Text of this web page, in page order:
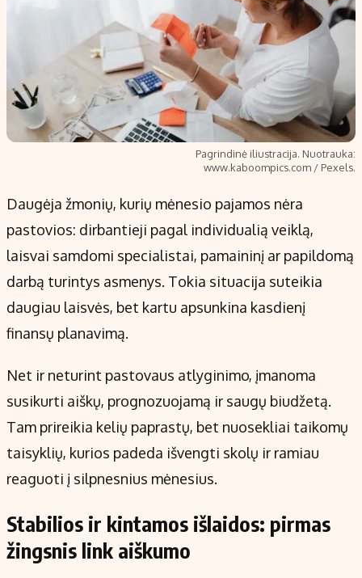
Kriptovaliutos
Būsto finansai
Įdomios naujienos
Redakcija
Apie mus
Turinio žymėjimo taisyklės
Kontaktai
Regionų naujienos
Indėlių palūkanos
Pagrindinė iliustracija. Nuotrauka:
www.kaboompics.com / Pexels.
Daugėja žmonių, kurių mėnesio pajamos nėra
pastovios: dirbantieji pagal individualią veiklą,
laisvai samdomi specialistai, pamaininį ar papildomą
darbą turintys asmenys. Tokia situacija suteikia
daugiau laisvės, bet kartu apsunkina kasdienį
finansų planavimą.
Net ir neturint pastovaus atlyginimo, įmanoma
susikurti aiškų, prognozuojamą ir saugų biudžetą.
Tam prireikia kelių paprastų, bet nuosekliai taikomų
taisyklių, kurios padeda išvengti skolų ir ramiau
reaguoti į silpnesnius mėnesius.
Stabilios ir kintamos išlaidos: pirmas
žingsnis link aiškumo